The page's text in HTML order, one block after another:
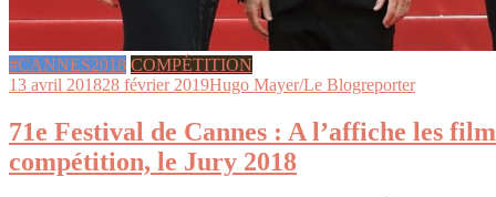
#CANNES2018 COMPÉTITION
13 avril 201828 février 2019Hugo Mayer/Le Blogreporter
71e Festival de Cannes : A l’affiche les
compétition, le Jury 2018